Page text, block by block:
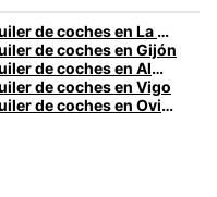
Alquiler de coches en La Coruña
de coches en Gijón
Alquiler de coches en Almería
de coches en Vigo
Alquiler de coches en Oviedo